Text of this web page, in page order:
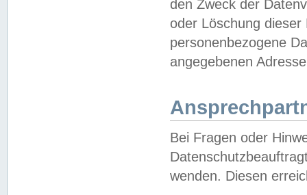
den Zweck der
oder Löschung
personenbezogene
angegebenen
Bei Fragen oder
wenden. Diesen